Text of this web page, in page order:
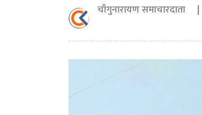
चाँगुनारायण समाचारदाता |